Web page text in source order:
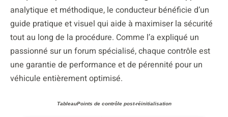
analytique et méthodique, le conducteur bénéficie d’un
guide pratique et visuel qui aide à maximiser la sécurité
tout au long de la procédure. Comme l’a expliqué un
passionné sur un forum spécialisé, chaque contrôle est
une garantie de performance et de pérennité pour un
véhicule entièrement optimisé.
TableauPoints de contrôle post-réinitialisation